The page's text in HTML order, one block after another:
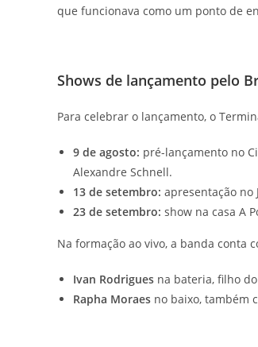
que funcionava como um ponto de
Shows de lançamento pelo
Para celebrar o lançamento, o
9 de agosto: pré-lançamento no
Alexandre Schnell.
13 de setembro: apresentação no
23 de setembro: show na casa A
Na formação ao vivo, a banda conta
Ivan Rodrigues na bateria, filho
Rapha Moraes no baixo, também